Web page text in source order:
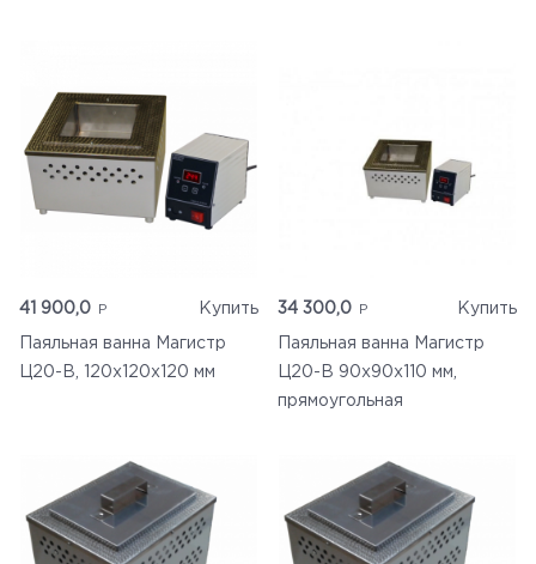
41 900,0 Купить
Паяльная ванна Магистр
Ц20-В, 120х120х120 мм
34 300,0 Купить
Паяльная ванна Магистр
Ц20-В 90х90х110 мм,
прямоугольная